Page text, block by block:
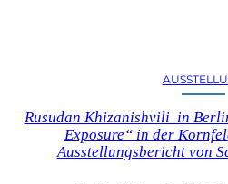
Rusudan Khizanishvili in
Exposure“ in der
Ausstellungsbericht von